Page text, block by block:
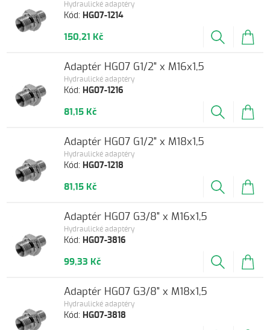
Kód: HG07-1214
Hydraulické adaptéry
150,21 Kč
Kód: HG07-1216
Hydraulické adaptéry
Adaptér HG07 G1/2" x M16x1,5
81,15 Kč
Kód: HG07-1218
Hydraulické adaptéry
Adaptér HG07 G1/2" x M18x1,5
81,15 Kč
Kód: HG07-3816
Hydraulické adaptéry
Adaptér HG07 G3/8" x M16x1,5
99,33 Kč
Kód: HG07-3818
Hydraulické adaptéry
Adaptér HG07 G3/8" x M18x1,5